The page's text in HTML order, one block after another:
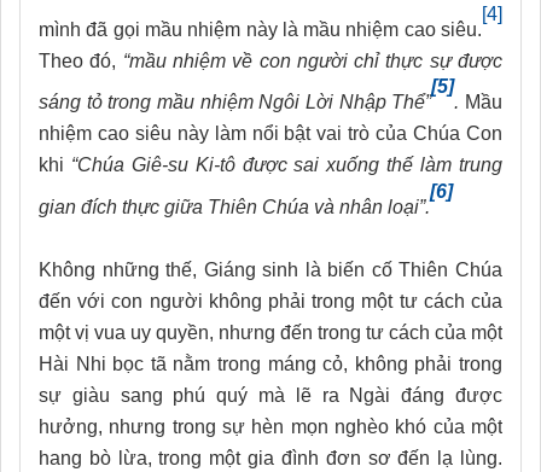
mình đã gọi mầu nhiệm này là mầu nhiệm cao siêu.
[4]
Theo đó, “mầu nhiệm về con người chỉ thực sự được
sáng tỏ trong mầu nhiệm Ngôi Lời Nhập Thể”
[5]
. Mầu
nhiệm cao siêu này làm nổi bật vai trò của Chúa Con
khi “Chúa Giê-su Ki-tô được sai xuống thế làm trung
gian đích thực giữa Thiên Chúa và nhân loại”.
[6]
Không những thế, Giáng sinh là biến cố Thiên Chúa
đến với con người không phải trong một tư cách của
một vị vua uy quyền, nhưng đến trong tư cách của một
Hài Nhi bọc tã nằm trong máng cỏ, không phải trong
sự giàu sang phú quý mà lẽ ra Ngài đáng được
hưởng, nhưng trong sự hèn mọn nghèo khó của một
hang bò lừa, trong một gia đình đơn sơ đến lạ lùng.